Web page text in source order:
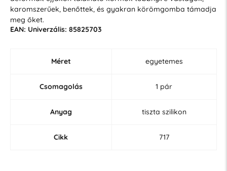
karomszerűek, benőttek, és gyakran körömgomba támadja
meg őket.
EAN: Univerzális: 85825703
Méret egyetemes
Csomagolás 1 pár
Anyag tiszta szilikon
Cikk 717